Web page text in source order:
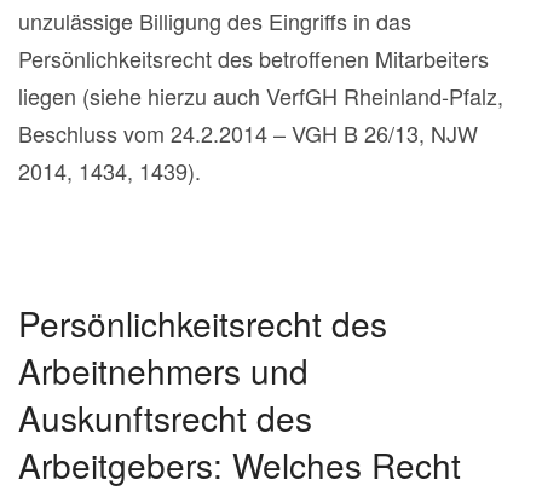
unzulässige Billigung des Eingriffs in das
Persönlichkeitsrecht des betroffenen Mitarbeiters
liegen (siehe hierzu auch VerfGH Rheinland-Pfalz,
Beschluss vom 24.2.2014 – VGH B 26/13, NJW
2014, 1434, 1439).
Persönlichkeitsrecht des
Arbeitnehmers und
Auskunftsrecht des
Arbeitgebers: Welches Recht